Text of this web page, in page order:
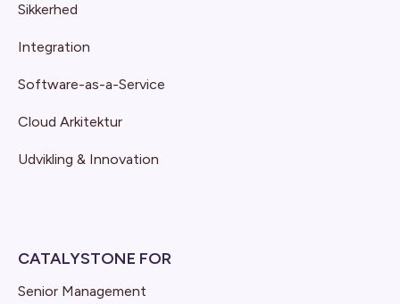
Sikkerhed
Integration
Software-as-a-Service
Cloud Arkitektur
Udvikling & Innovation
CATALYSTONE FOR
Senior Management